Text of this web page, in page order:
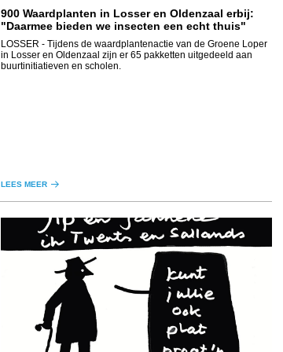
900 Waardplanten in Losser en Oldenzaal erbij:
"Daarmee bieden we insecten een echt thuis"
LOSSER - Tijdens de waardplantenactie van de Groene Loper
in Losser en Oldenzaal zijn er 65 pakketten uitgedeeld aan
buurtinitiatieven en scholen.
LEES MEER